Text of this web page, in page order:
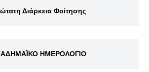
Διάρκεια Φοίτησης
ΗΜΕΡΟΛΟΓΙΟ